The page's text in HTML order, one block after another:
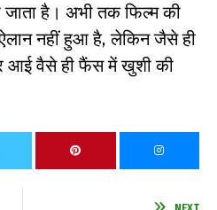
जाता है। अभी तक फिल्म की
नहीं हुआ है, लेकिन जैसे ही
आई वैसे ही फैंस में खुशी की